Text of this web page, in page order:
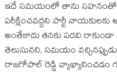
ఇదే సమయంలో తాను సహనంతో
పరీక్షించవద్దని పార్టీ
అంతేకాదు తనకు పదవి రాకుండా
తెలుసునని, సమయం
రాజగోపాల్ రెడ్డి వ్యాఖ్యానించడం